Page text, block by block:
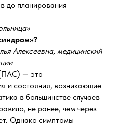
до планирования
Алексеевна, медицинский
— это
и состояния, возникающие
в большинстве случаев
не ранее, чем через
Однако симптомы